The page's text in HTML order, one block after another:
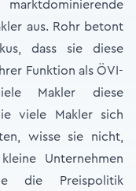
aus. Rohr betont
dass sie diese
Funktion als ÖVI-
Makler diese
viele Makler sich
wisse sie nicht,
Unternehmen
die Preispolitik